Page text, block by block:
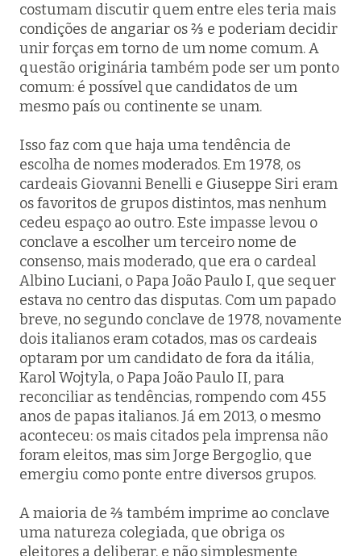
costumam discutir quem entre eles teria mais
condições de angariar os ⅔ e poderiam decidir
unir forças em torno de um nome comum. A
questão originária também pode ser um ponto
comum: é possível que candidatos de um
mesmo país ou continente se unam.
Isso faz com que haja uma tendência de
escolha de nomes moderados. Em 1978, os
cardeais Giovanni Benelli e Giuseppe Siri eram
os favoritos de grupos distintos, mas nenhum
cedeu espaço ao outro. Este impasse levou o
conclave a escolher um terceiro nome de
consenso, mais moderado, que era o cardeal
Albino Luciani, o Papa João Paulo I, que sequer
estava no centro das disputas. Com um papado
breve, no segundo conclave de 1978, novamente
dois italianos eram cotados, mas os cardeais
optaram por um candidato de fora da itália,
Karol Wojtyla, o Papa João Paulo II, para
reconciliar as tendências, rompendo com 455
anos de papas italianos. Já em 2013, o mesmo
aconteceu: os mais citados pela imprensa não
foram eleitos, mas sim Jorge Bergoglio, que
emergiu como ponte entre diversos grupos.
A maioria de ⅔ também imprime ao conclave
uma natureza colegiada, que obriga os
eleitores a deliberar, e não simplesmente